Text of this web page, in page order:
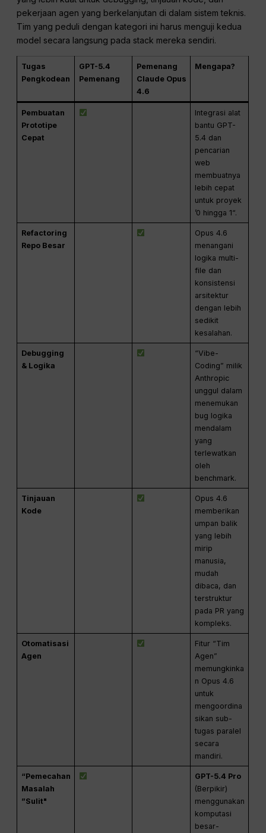
pekerjaan agen yang berkelanjutan di dalam sistem teknis.
Tim yang peduli dengan kategori ini harus menguji kedua
model secara langsung pada stack mereka sendiri.
Tugas
Pengkodean
GPT-5.4
Pemenang
Pemenang
Claude Opus
4.6
Mengapa?
Pembuatan
Prototipe
Cepat
Integrasi alat
bantu GPT-
5.4 dan
pencarian
web
membuatnya
lebih cepat
untuk proyek
’0 hingga 1“.
Refactoring
Repo Besar
Opus 4.6
menangani
logika multi-
file dan
konsistensi
arsitektur
dengan lebih
sedikit
kesalahan.
Debugging
& Logika
“Vibe-
Coding” milik
Anthropic
unggul dalam
menemukan
bug logika
mendalam
yang
terlewatkan
oleh
benchmark.
Tinjauan
Kode
Opus 4.6
memberikan
umpan balik
yang lebih
mirip
manusia,
mudah
dibaca, dan
terstruktur
pada PR yang
kompleks.
Otomatisasi
Agen
Fitur “Tim
Agen”
memungkinka
n Opus 4.6
untuk
mengoordina
sikan sub-
tugas paralel
secara
mandiri.
“Pemecahan
Masalah
”Sulit"
GPT-5.4 Pro
(Berpikir)
menggunakan
komputasi
besar-